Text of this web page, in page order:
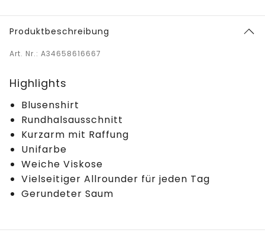
Produktbeschreibung
Art. Nr.: A34658616667
Highlights
Blusenshirt
Rundhalsausschnitt
Kurzarm mit Raffung
Unifarbe
Weiche Viskose
Vielseitiger Allrounder für jeden Tag
Gerundeter Saum